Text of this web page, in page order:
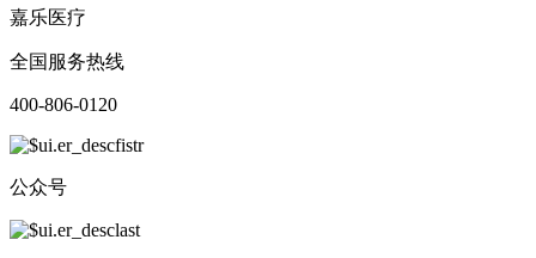
嘉乐医疗
全国服务热线
400-806-0120
公众号